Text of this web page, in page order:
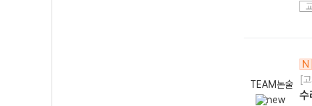
TEAM논술
N
[
수